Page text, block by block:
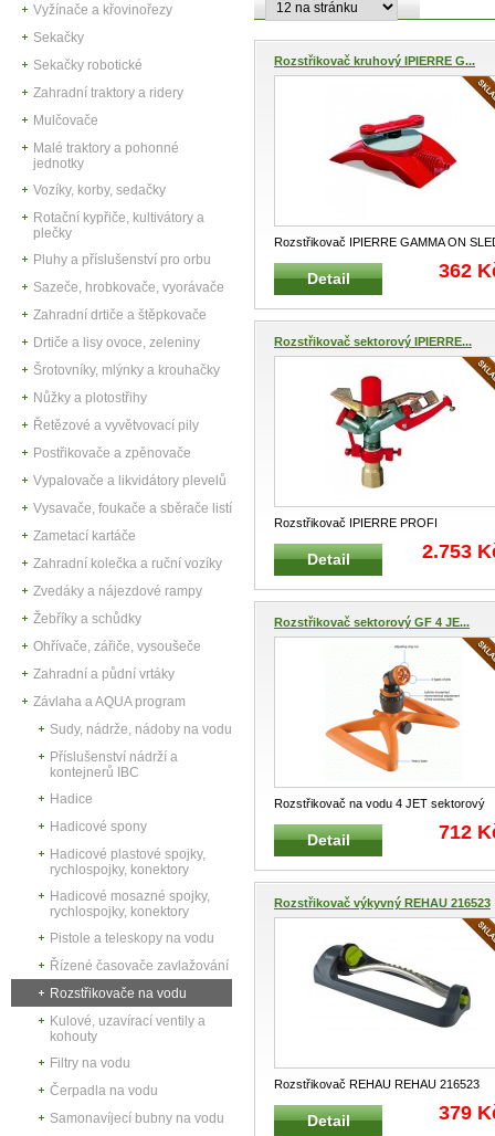
Vyžínače a křovinořezy
Sekačky
Sekačky robotické
Zahradní traktory a ridery
Mulčovače
Malé traktory a pohonné
jednotky
Vozíky, korby, sedačky
Rotační kypřiče, kultivátory a
plečky
Pluhy a příslušenství pro orbu
Sazeče, hrobkovače, vyorávače
Zahradní drtiče a štěpkovače
Drtiče a lisy ovoce, zeleniny
Šrotovníky, mlýnky a krouhačky
Nůžky a plotostřihy
Řetězové a vyvětvovací pily
Postřikovače a zpěnovače
Vypalovače a likvidátory plevelů
Vysavače, foukače a sběrače listí
Zametací kartáče
Zahradní kolečka a ruční vozíky
Zvedáky a nájezdové rampy
Žebříky a schůdky
Ohřívače, zářiče, vysoušeče
Zahradní a půdní vrtáky
Závlaha a AQUA program
Sudy, nádrže, nádoby na vodu
Příslušenství nádrží a
kontejnerů IBC
Hadice
Hadicové spony
Hadicové plastové spojky,
rychlospojky, konektory
Hadicové mosazné spojky,
rychlospojky, konektory
Pistole a teleskopy na vodu
Řízené časovače zavlažování
Rozstřikovače na vodu
Kulové, uzavírací ventily a
kohouty
Filtry na vodu
Čerpadla na vodu
Samonavíjecí bubny na vodu
Rozstřikovač kruhový IPIERRE G...
Rozstřikovač IPIERRE GAMMA ON
IPIERRE 2826 Plastový stacioná
Detail 362
Rozstřikovač sektorový IPIERRE...
Rozstřikovač IPIERRE PROFI
SPRINKLERS s vnitřním závitem 1"
IPIERRE 2626...
Detail 2.753
Rozstřikovač sektorový GF 4 JE...
Rozstřikovač na vodu 4 JET sektorový
GF G.F. 8000.5667 Profesio
Detail 712
Rozstřikovač výkyvný REHAU 216523
Rozstřikovač REHAU REHAU 216523
Výkyvný rozstřikovač REHAU pro zá
Detail 379